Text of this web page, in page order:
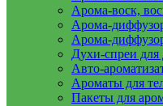
Арома-воск,
Арома-
Арома-
Духи-спреи для
Авто-
Ароматы для
Пакеты для